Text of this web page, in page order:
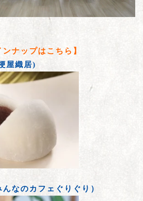
ンナップはこちら】
屋織居)
なのカフェぐりぐり）